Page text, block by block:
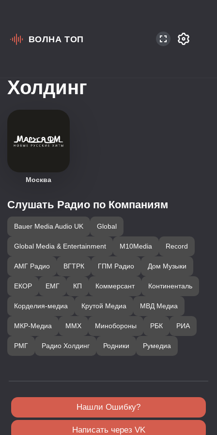
ВОЛНА ТОП
Радиостанции
Холдинг
Москва
Слушать Радио по Компаниям
Bauer Media Audio UK Global
Global Media & Entertainment M10Media Record
АМГ Радио ВГТРК ГПМ Радио Дом Музыки
ЕКОР ЕМГ КП Коммерсант Континенталь
Корделия-медиа Крутой Медиа МВД Медиа
МКР-Медиа ММХ Минобороны РБК РИА
РМГ Радио Холдинг Родники Румедиа
Нашли Ошибку?
Написать через VK